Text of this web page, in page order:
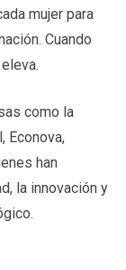
mujer para
Cuando
como la
Econova,
han
la innovación y